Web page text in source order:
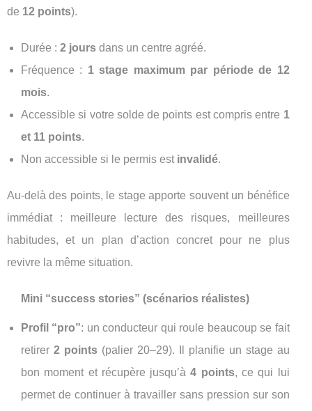
de 12 points).
Durée : 2 jours dans un centre agréé.
Fréquence : 1 stage maximum par période de 12
mois.
Accessible si votre solde de points est compris entre 1
et 11 points.
Non accessible si le permis est invalidé.
Au-delà des points, le stage apporte souvent un bénéfice
immédiat : meilleure lecture des risques, meilleures
habitudes, et un plan d’action concret pour ne plus
revivre la même situation.
Mini “success stories” (scénarios réalistes)
Profil “pro”: un conducteur qui roule beaucoup se fait
retirer 2 points(palier 20–29). Il planifie un stage au
bon moment et récupère jusqu’à4 points, ce qui lui
permet de continuer à travailler sans pression sur son